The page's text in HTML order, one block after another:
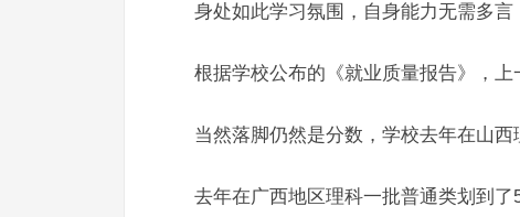
身处如此学习氛围，自身能力无需多言
根据学校公布的《就业质量报告》，上
当然落脚仍然是分数，学校去年在山
去年在广西地区理科一批普通类划到了